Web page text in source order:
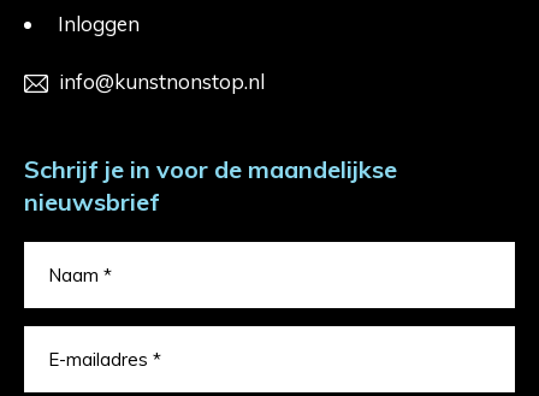
Inloggen
info@kunstnonstop.nl
Schrijf je in voor de maandelijkse
nieuwsbrief